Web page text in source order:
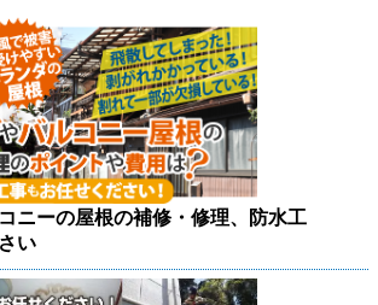
ニーの屋根の補修・修理、防水工
い